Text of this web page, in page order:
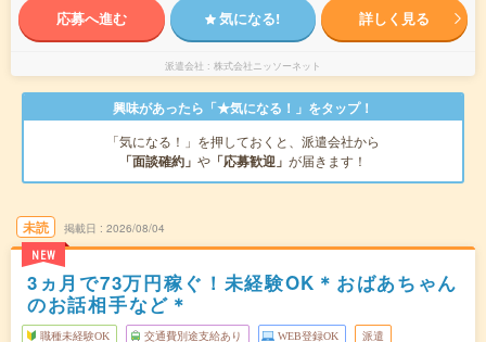
応募へ進む 気になる! 詳しく見る
派遣会社 株式会社ニッソーネット
興味があったら「★気になる！」をタップ！
「気になる！」を押しておくと、派遣会社から
「面談確約」 や 「応募歓迎」 が届きます！
未読
NEW
掲載日 2026/08/04
3ヵ月で73万円稼ぐ！未経験OK＊おばあちゃん
のお話相手など＊
職種未経験OK 交通費別途支給あり WEB登録OK 派遣